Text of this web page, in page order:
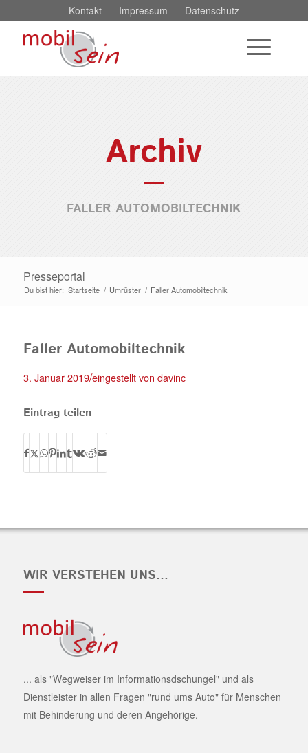
Kontakt Impressum Datenschutz
Archiv
FALLER AUTOMOBILTECHNIK
Presseportal
Du bist hier: Startseite / Umrüster / Faller Automobiltechnik
Faller Automobiltechnik
3. Januar 2019/eingestellt von davinc
Eintrag teilen
WIR VERSTEHEN UNS…
... als "Wegweiser im Informationsdschungel" und als
Dienstleister in allen Fragen "rund ums Auto" für Menschen
mit Behinderung und deren Angehörige.